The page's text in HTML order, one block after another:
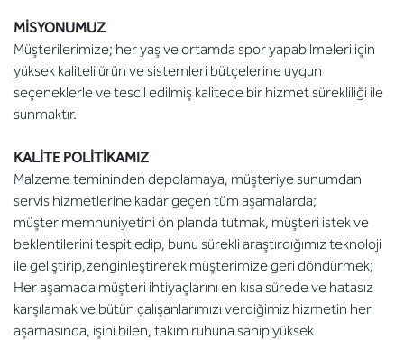
MİSYONUMUZ
Müşterilerimize; her yaş ve ortamda spor yapabilmeleri için
yüksek kaliteli ürün ve sistemleri bütçelerine uygun
seçeneklerle ve tescil edilmiş kalitede bir hizmet sürekliliği ile
sunmaktır.
KALİTE POLİTİKAMIZ
Malzeme temininden depolamaya, müşteriye sunumdan
servis hizmetlerine kadar geçen tüm aşamalarda;
müşterimemnuniyetini ön planda tutmak, müşteri istek ve
beklentilerini tespit edip, bunu sürekli araştırdığımız teknoloji
ile geliştirip,zenginleştirerek müşterimize geri döndürmek;
Her aşamada müşteri ihtiyaçlarını en kısa sürede ve hatasız
karşılamak ve bütün çalışanlarımızı verdiğimiz hizmetin her
aşamasında, işini bilen, takım ruhuna sahip yüksek